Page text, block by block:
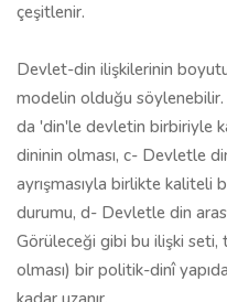
çeşitlenir.
Devlet-din ilişkilerinin
modelin olduğu
da 'din'le devletin birbiriyle
dininin olması, c- Devletle
ayrışmasıyla birlikte kaliteli
durumu, d- Devletle din
Görüleceği gibi bu ilişki seti,
olması) bir politik-dinî